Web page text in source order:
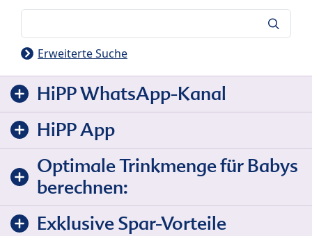
Erweiterte Suche
HiPP WhatsApp-Kanal
HiPP App
Optimale Trinkmenge für Babys
berechnen:
Exklusive Spar-Vorteile